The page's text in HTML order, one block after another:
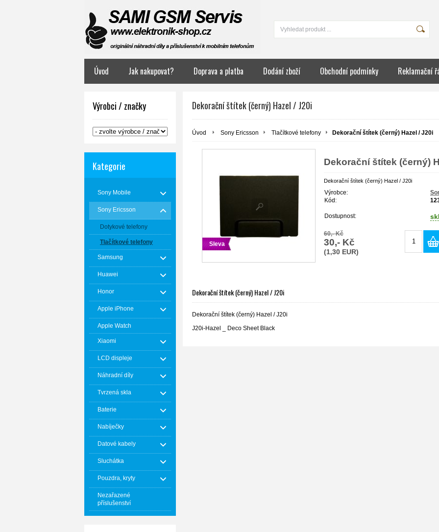
Úvod Jak nakupovat? Doprava a platba Dodání zboží Obchodní podmínky Reklamační
Výrobci / značky
Kategorie
Sony Mobile
Sony Ericsson
Dotykové telefony
Tlačítkové telefony
Samsung
Huawei
Honor
Apple iPhone
Apple Watch
Xiaomi
LCD displeje
Náhradní díly
Tvrzená skla
Baterie
Nabíječky
Datové kabely
Sluchátka
Pouzdra, kryty
Nezařazené
příslušenství
Dekorační štítek (černý) Hazel / J20i
Úvod Sony Ericsson Tlačítkové telefony Dekorační štítek (černý) Hazel / J20i
Sleva
Dekorační štítek (černý)
Dekorační štítek (černý) Hazel / J20i
Výrobce:
Kód:
Dostupnost:
60,- Kč
30,- Kč
(1,30 EUR)
Dekorační štítek (černý) Hazel / J20i
Dekorační štítek (černý) Hazel / J20i
J20i-Hazel _ Deco Sheet Black